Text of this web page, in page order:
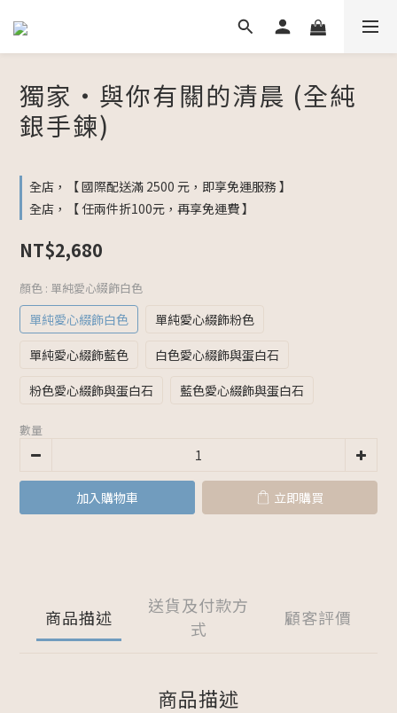
獨家・與你有關的清晨 (全純
銀手鍊)
全店，【 國際配送滿 2500 元，即享免運服務 】
全店，【 任兩件折100元，再享免運費 】
NT$2,680
顏色 : 單純愛心綴飾白色
單純愛心綴飾白色
單純愛心綴飾粉色
單純愛心綴飾藍色
白色愛心綴飾與蛋白石
粉色愛心綴飾與蛋白石
藍色愛心綴飾與蛋白石
數量
加入購物車 立即購買
商品描述
送貨及付款方
式
顧客評價
商品描述